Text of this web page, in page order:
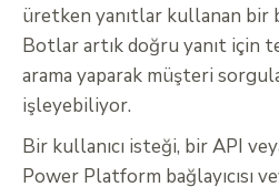
üretken yanıtlar kullanan
Botlar artık doğru yanıt için
arama yaparak müşteri
işleyebiliyor.
Bir kullanıcı isteği, bir API
Power Platform bağlayıcısı